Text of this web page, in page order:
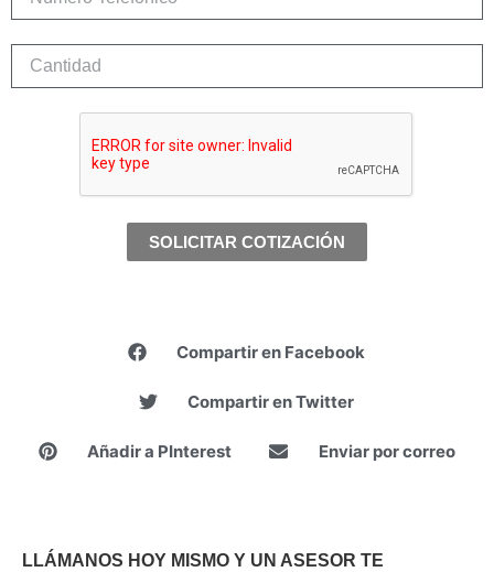
SOLICITAR COTIZACIÓN
Compartir en Facebook
Compartir en Twitter
Añadir a PInterest Enviar por correo
LLÁMANOS HOY MISMO Y UN ASESOR TE